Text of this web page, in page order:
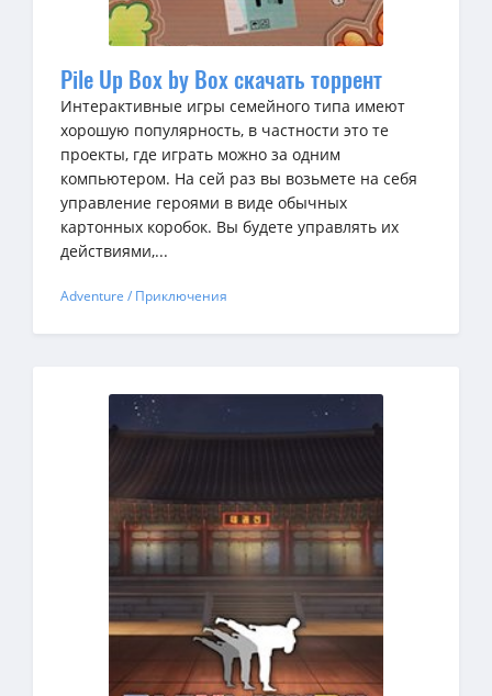
Pile Up Box by Box скачать торрент
Интерактивные игры семейного типа имеют
хорошую популярность, в частности это те
проекты, где играть можно за одним
компьютером. На сей раз вы возьмете на себя
управление героями в виде обычных
картонных коробок. Вы будете управлять их
действиями,...
Adventure / Приключения